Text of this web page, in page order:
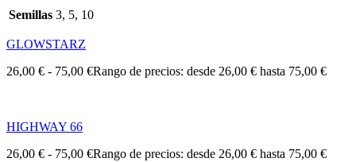
Semillas 3, 5, 10
GLOWSTARZ
26,00 € - 75,00 €Rango de precios: desde 26,00 € hasta 75,00 €
HIGHWAY 66
26,00 € - 75,00 €Rango de precios: desde 26,00 € hasta 75,00 €